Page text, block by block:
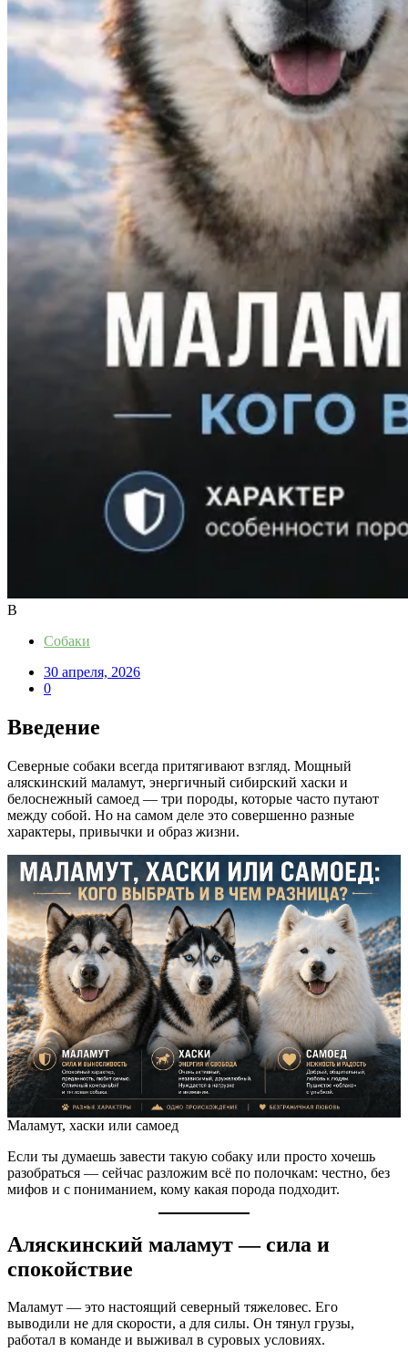
В
Собаки
30 апреля, 2026
0
Введение
Северные собаки всегда притягивают взгляд. Мощный
аляскинский маламут, энергичный сибирский хаски и
белоснежный самоед — три породы, которые часто путают
между собой. Но на самом деле это совершенно разные
характеры, привычки и образ жизни.
Маламут, хаски или самоед
Если ты думаешь завести такую собаку или просто хочешь
разобраться — сейчас разложим всё по полочкам: честно, без
мифов и с пониманием, кому какая порода подходит.
Аляскинский маламут — сила и
спокойствие
Маламут — это настоящий северный тяжеловес. Его
выводили не для скорости, а для силы. Он тянул грузы,
работал в команде и выживал в суровых условиях.